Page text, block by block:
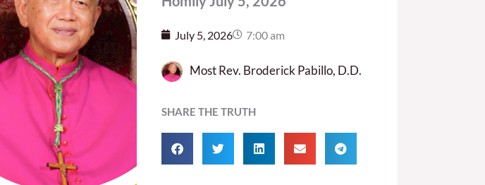
July 5, 2026 7:00 am
Most Rev. Broderick Pabillo, D.D.
SHARE THE TRUTH